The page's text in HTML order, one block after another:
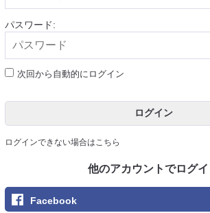
パスワード:
次回から自動的にログイン
ログイン
ログインできない場合はこちら
他のアカウントでログ
Facebook